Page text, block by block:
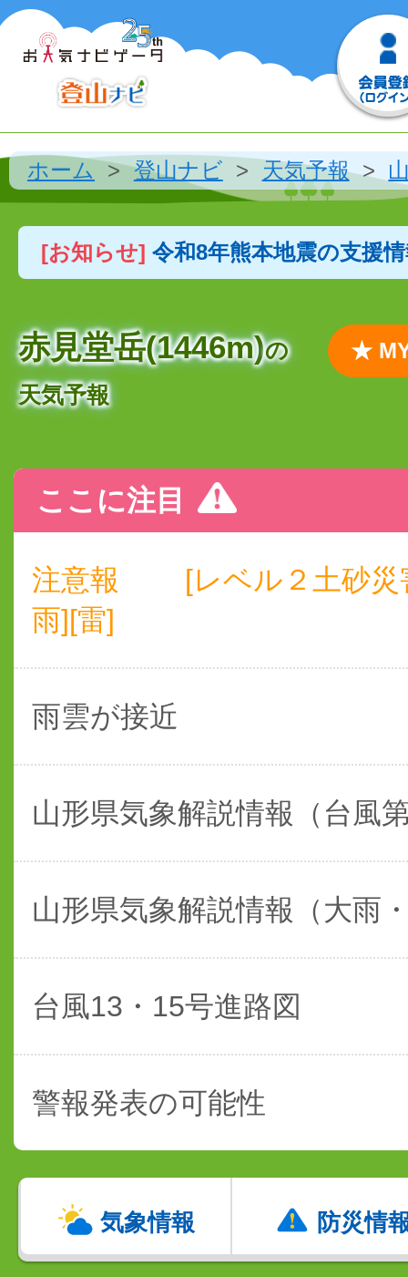
ホーム 登山ナビ 天気予報
[お知らせ] 令和8年熊本地震の支援
赤見堂岳(1446m)の
天気予報
★
ここに注目
注意報
[レベル２土砂
雨][雷]
雨雲が接近
山形県気象解説情報（台風
山形県気象解説情報（大雨
台風13・15号進路図
警報発表の可能性
気象情報 防災情